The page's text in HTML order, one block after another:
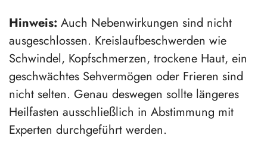
Hinweis: Auch Nebenwirkungen sind nicht
ausgeschlossen. Kreislaufbeschwerden wie
Schwindel, Kopfschmerzen, trockene Haut, ein
geschwächtes Sehvermögen oder Frieren sind
nicht selten. Genau deswegen sollte längeres
Heilfasten ausschließlich in Abstimmung mit
Experten durchgeführt werden.